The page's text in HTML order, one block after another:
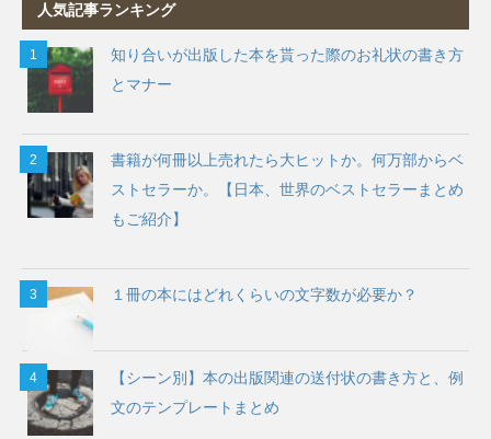
人気記事ランキング
知り合いが出版した本を貰った際のお礼状の書き方
とマナー
書籍が何冊以上売れたら大ヒットか。何万部からベ
ストセラーか。【日本、世界のベストセラーまとめ
もご紹介】
１冊の本にはどれくらいの文字数が必要か？
【シーン別】本の出版関連の送付状の書き方と、例
文のテンプレートまとめ